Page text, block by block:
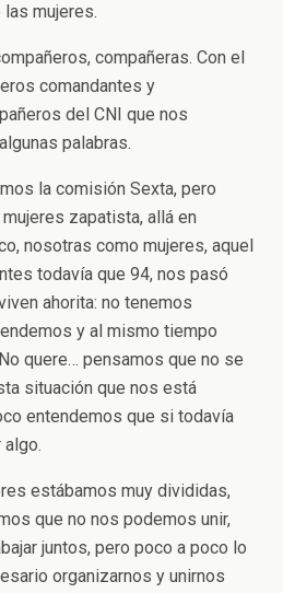
mujeres.
compañeras. Con el
comandantes y
del CNI que nos
palabras.
la comisión Sexta, pero
zapatista, allá en
nosotras como mujeres, aquel
todavía que 94, nos pasó
ahorita: no tenemos
y al mismo tiempo
quere… pensamos que no se
situación que nos está
entendemos que si todavía
estábamos muy divididas,
que no nos podemos unir,
juntos, pero poco a poco lo
organizarnos y unirnos